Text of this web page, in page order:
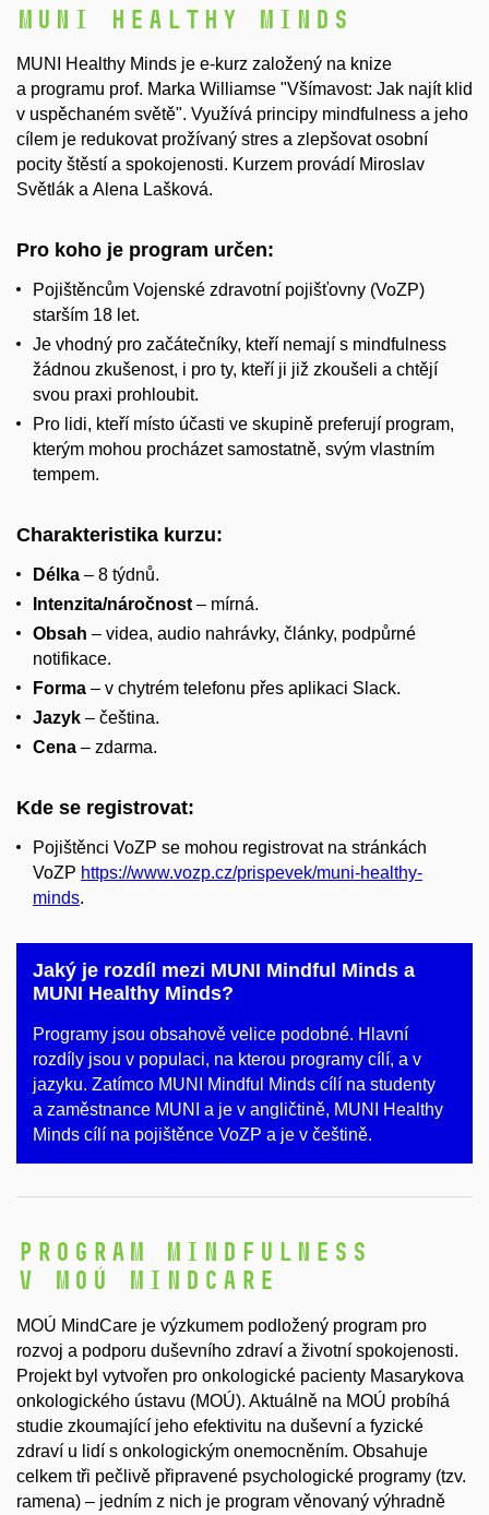
MUNI Healthy Minds
MUNI Healthy Minds je e-kurz založený na knize
a programu prof. Marka Williamse "Všímavost: Jak najít klid
v uspěchaném světě". Využívá principy mindfulness a jeho
cílem je redukovat prožívaný stres a zlepšovat osobní
pocity štěstí a spokojenosti. Kurzem provádí Miroslav
Světlák a Alena Lašková.
Pro koho je program určen:
Pojištěncům Vojenské zdravotní pojišťovny (VoZP)
starším 18 let.
Je vhodný pro začátečníky, kteří nemají s mindfulness
žádnou zkušenost, i pro ty, kteří ji již zkoušeli a chtějí
svou praxi prohloubit.
Pro lidi, kteří místo účasti ve skupině preferují program,
kterým mohou procházet samostatně, svým vlastním
tempem.
Charakteristika kurzu:
Délka – 8 týdnů.
Intenzita/náročnost – mírná.
Obsah – videa, audio nahrávky, články, podpůrné
notifikace.
Forma – v chytrém telefonu přes aplikaci Slack.
Jazyk – čeština.
Cena – zdarma.
Kde se registrovat:
Pojištěnci VoZP se mohou registrovat na stránkách
VoZP https://www.vozp.cz/prispevek/muni-healthy-
minds.
Jaký je rozdíl mezi MUNI Mindful Minds a
MUNI Healthy Minds?
Programy jsou obsahově velice podobné. Hlavní
rozdíly jsou v populaci, na kterou programy cílí, a v
jazyku. Zatímco MUNI Mindful Minds cílí na studenty
a zaměstnance MUNI a je v angličtině, MUNI Healthy
Minds cílí na pojištěnce VoZP a je v češtině.
Program mindfulness
v MOÚ MindCare
MOÚ MindCare je výzkumem podložený program pro
rozvoj a podporu duševního zdraví a životní spokojenosti.
Projekt byl vytvořen pro onkologické pacienty Masarykova
onkologického ústavu (MOÚ). Aktuálně na MOÚ probíhá
studie zkoumající jeho efektivitu na duševní a fyzické
zdraví u lidí s onkologickým onemocněním. Obsahuje
celkem tři pečlivě připravené psychologické programy (tzv.
ramena) – jedním z nich je program věnovaný výhradně